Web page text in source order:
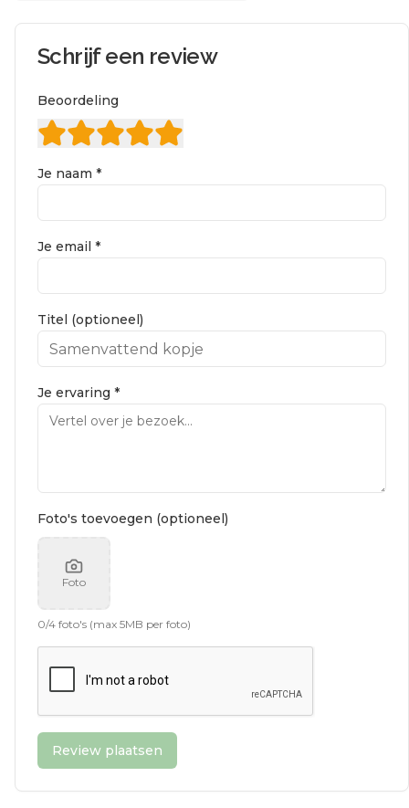
Schrijf een review
Beoordeling
Je naam *
Je email *
Titel (optioneel)
Je ervaring *
Foto's toevoegen (optioneel)
Foto
0/4 foto's (max 5MB per foto)
Review plaatsen